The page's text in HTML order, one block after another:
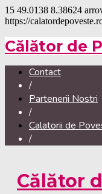
15 49.0138 8.38624
https://
Călător de
Contact
/
Partenerii Nostri
/
Calatorii de
/
Călător